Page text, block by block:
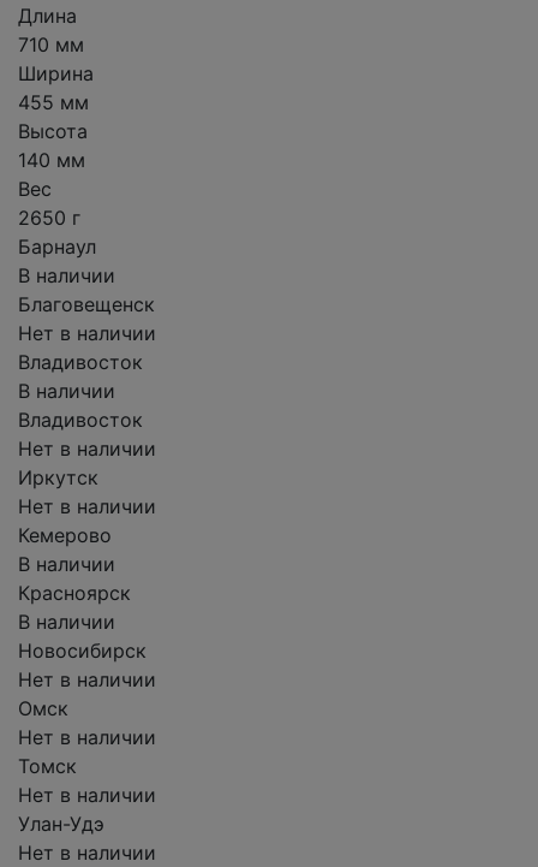
Длина
710 мм
Ширина
455 мм
Высота
140 мм
Вес
2650 г
Барнаул
В наличии
Благовещенск
Нет в наличии
Владивосток
В наличии
Владивосток
Нет в наличии
Иркутск
Нет в наличии
Кемерово
В наличии
Красноярск
В наличии
Новосибирск
Нет в наличии
Омск
Нет в наличии
Томск
Нет в наличии
Улан-Удэ
Нет в наличии